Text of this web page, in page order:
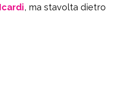
, ma stavolta dietro